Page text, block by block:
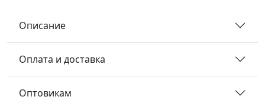
Описание
Оплата и доставка
Оптовикам